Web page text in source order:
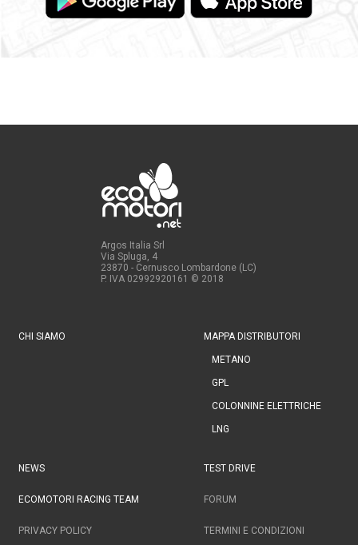
Argos Italia Srl
Via Spluga, 4
23870 - Cernusco Lombardone (LC)
P. IVA 02992920161 © 2018
CHI SIAMO MAPPA DISTRIBUTORI
METANO
GPL
COLONNINE ELETTRICHE
LNG
NEWS TEST DRIVE
ECOMOTORI RACING TEAM FORUM
PRIVACY POLICY TERMINI E CONDIZIONI